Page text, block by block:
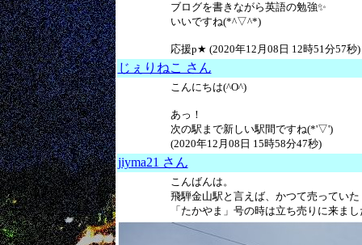
ブログを書きながら英語の勉強✨
いいですね(*^▽^*)
応援p★ (2020年12月08日 12時51分57秒)
じぇりねこ さん
こんにちは(^O^)
あっ！
次の駅まで新しい駅間ですね(*'▽')
(2020年12月08日 15時58分47秒)
jiyma21 さん
こんばんは。
飛騨金山駅と言えば、かつて売ってい
「たかやま」号の時は立ち売りに来ま